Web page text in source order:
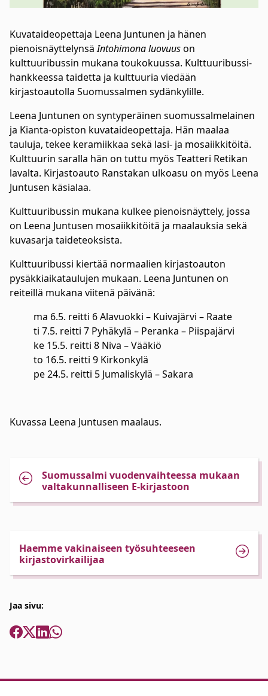
Kuvataideopettaja Leena Juntunen ja hänen
pienoisnäyttelynsäIntohimona luovuuson
kulttuuribussin mukana toukokuussa. Kulttuuribussi-
hankkeessa taidetta ja kulttuuria viedään
kirjastoautolla Suomussalmen sydänkylille.
Leena Juntunen on syntyperäinen suomussalmelainen
ja Kianta-opiston kuvataideopettaja. Hän maalaa
tauluja, tekee keramiikkaa sekä lasi- ja mosaiikkitöitä. ​
Kulttuurin saralla hän on tuttu myös Teatteri Retikan
lavalta. Kirjastoauto Ranstakan ulkoasu on myös Leena
Juntusen käsialaa.
Kulttuuribussin mukana kulkee pienoisnäyttely, jossa
on Leena Juntusen mosaiikkitöitä ja maalauksia sekä
kuvasarja taideteoksista.
Kulttuuribussi kiertää normaalien kirjastoauton
pysäkkiaikataulujen mukaan. Leena Juntunen on
reiteillä mukana viitenä päivänä:
ma 6.5. reitti 6 Alavuokki – Kuivajärvi – Raate
ti 7.5. reitti 7 Pyhäkylä – Peranka – Piispajärvi
ke 15.5. reitti 8 Niva – Vääkiö
to 16.5. reitti 9 Kirkonkylä
pe 24.5. reitti 5 Jumaliskylä – Sakara
Kuvassa Leena Juntusen maalaus.
Suomussalmi vuodenvaihteessa mukaan
valtakunnalliseen E-kirjastoon
Haemme vakinaiseen työsuhteeseen
kirjastovirkailijaa
Jaa sivu: